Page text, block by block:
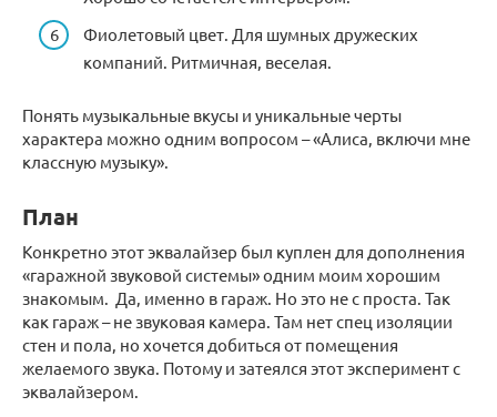
Фиолетовый цвет. Для шумных дружеских
компаний. Ритмичная, веселая.
Понять музыкальные вкусы и уникальные черты
характера можно одним вопросом – «Алиса, включи мне
классную музыку».
План
Конкретно этот эквалайзер был куплен для дополнения
«гаражной звуковой системы» одним моим хорошим
знакомым. Да, именно в гараж. Но это не с проста. Так
как гараж – не звуковая камера. Там нет спец изоляции
стен и пола, но хочется добиться от помещения
желаемого звука. Потому и затеялся этот эксперимент с
эквалайзером.